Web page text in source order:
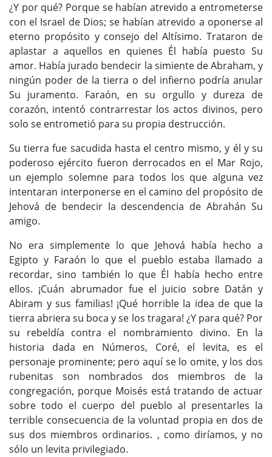
¿Y por qué? Porque se habían atrevido a entrometerse
con el Israel de Dios; se habían atrevido a oponerse al
eterno propósito y consejo del Altísimo. Trataron de
aplastar a aquellos en quienes Él había puesto Su
amor. Había jurado bendecir la simiente de Abraham, y
ningún poder de la tierra o del infierno podría anular
Su juramento. Faraón, en su orgullo y dureza de
corazón, intentó contrarrestar los actos divinos, pero
solo se entrometió para su propia destrucción.
Su tierra fue sacudida hasta el centro mismo, y él y su
poderoso ejército fueron derrocados en el Mar Rojo,
un ejemplo solemne para todos los que alguna vez
intentaran interponerse en el camino del propósito de
Jehová de bendecir la descendencia de Abrahán Su
amigo.
No era simplemente lo que Jehová había hecho a
Egipto y Faraón lo que el pueblo estaba llamado a
recordar, sino también lo que Él había hecho entre
ellos. ¡Cuán abrumador fue el juicio sobre Datán y
Abiram y sus familias! ¡Qué horrible la idea de que la
tierra abriera su boca y se los tragara! ¿Y para qué? Por
su rebeldía contra el nombramiento divino. En la
historia dada en Números, Coré, el levita, es el
personaje prominente; pero aquí se lo omite, y los dos
rubenitas son nombrados dos miembros de la
congregación, porque Moisés está tratando de actuar
sobre todo el cuerpo del pueblo al presentarles la
terrible consecuencia de la voluntad propia en dos de
sus dos miembros ordinarios. , como diríamos, y no
sólo un levita privilegiado.